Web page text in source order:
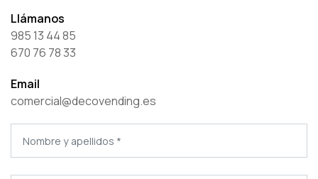
Llámanos
985 13 44 85
670 76 78 33
Email
comercial@decovending.es